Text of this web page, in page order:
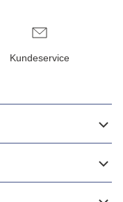
Kundeservice